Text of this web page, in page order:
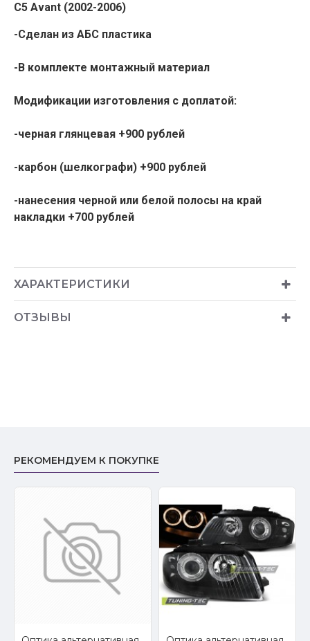
C5 Avant (2002-2006)
-Сделан из АБС пластика
-В комплекте монтажный материал
Модификации изготовления с доплатой:
-черная глянцевая +900 рублей
-карбон (шелкографи) +900 рублей
-нанесения черной или белой полосы на край
накладки +700 рублей
ХАРАКТЕРИСТИКИ
ОТЗЫВЫ
РЕКОМЕНДУЕМ К ПОКУПКЕ